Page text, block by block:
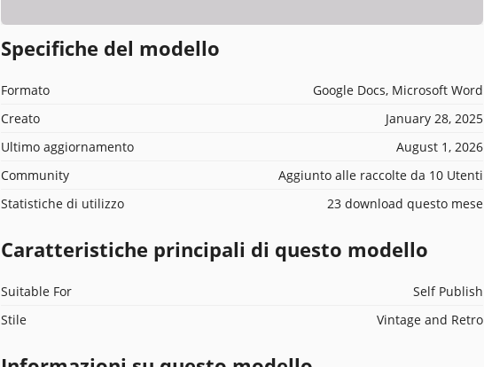
Specifiche del modello
Formato
Google Docs, Microsoft Word
Creato
January 28, 2025
Ultimo aggiornamento
August 1, 2026
Community
Aggiunto alle raccolte da 10 Utenti
Statistiche di utilizzo
23 download questo mese
Caratteristiche principali di questo modello
Suitable For
Self Publish
Stile
Vintage and Retro